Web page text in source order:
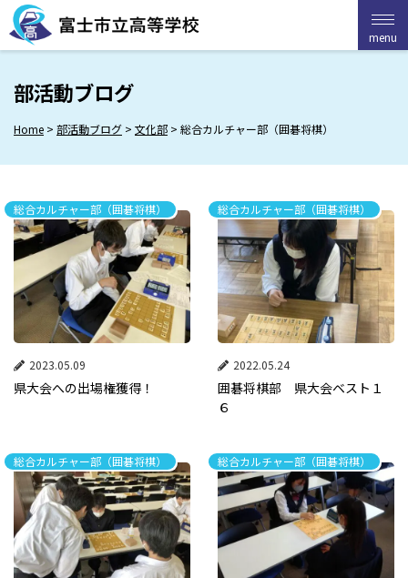
Skip
to
content
部活動ブログ
Home > 部活動ブログ > 文化部 > 総合カルチャー部（囲碁将棋）
総合カルチャー部（囲碁将棋）
2023.05.09
県大会への出場権獲得！
総合カルチャー部（囲碁将棋）
2022.05.24
囲碁将棋部 県大会ベスト１
６
総合カルチャー部（囲碁将棋） 総合カルチャー部（囲碁将棋）
menu
menu